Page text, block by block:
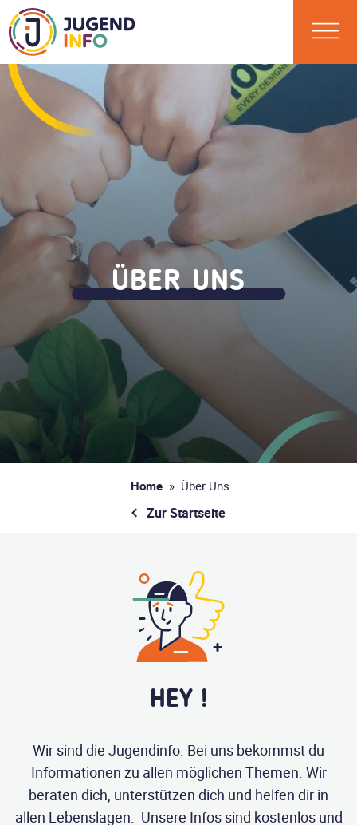
ÜBER UNS
Home » Über Uns
Zur Startseite
HEY !
Wir sind die Jugendinfo. Bei uns bekommst du
Informationen zu allen möglichen Themen. Wir
beraten dich, unterstützen dich und helfen dir in
allen Lebenslagen. Unsere Infos sind kostenlos und